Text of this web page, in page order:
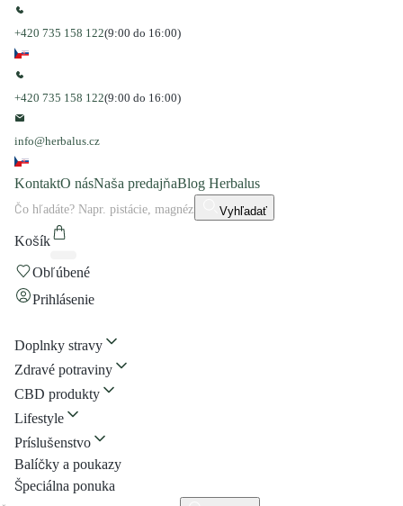
+420 735 158 122(9:00 do 16:00)
+420 735 158 122(9:00 do 16:00)
info@herbalus.cz
KontaktO násNaša predajňaBlog Herbalus
Vyhľadať
Košík
Obľúbené
Prihlásenie
Doplnky stravy
Zdravé potraviny
CBD produkty
Lifestyle
Príslušenstvo
Balíčky a poukazy
Špeciálna ponuka